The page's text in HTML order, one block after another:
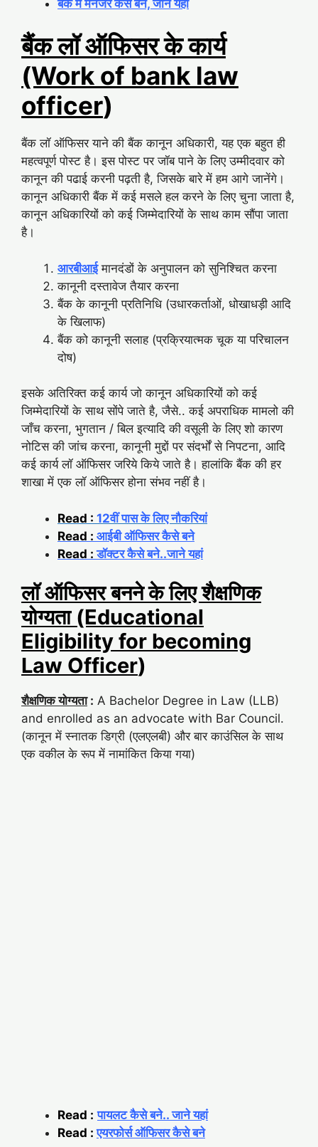
बैंक में मैनेजर कैसे बने, जाने यहां
बैंक लॉ ऑफिसर के कार्य
(Work of bank law
officer)
बैंक लॉ ऑफिसर याने की बैंक कानून अधिकारी, यह एक बहुत ही
महत्वपूर्ण पोस्ट है। इस पोस्ट पर जॉब पाने के लिए उम्मीदवार को
कानून की पढाई करनी पढ़ती है, जिसके बारे में हम आगे जानेंगे।
कानून अधिकारी बैंक में कई मसले हल करने के लिए चुना जाता है,
कानून अधिकारियों को कई जिम्मेदारियों के साथ काम सौंपा जाता
है।
आरबीआईमानदंडों के अनुपालन को सुनिश्चित करना
कानूनी दस्तावेज तैयार करना
बैंक के कानूनी प्रतिनिधि (उधारकर्ताओं, धोखाधड़ी आदि
के खिलाफ)
बैंक को कानूनी सलाह (प्रक्रियात्मक चूक या परिचालन
दोष)
इसके अतिरिक्त कई कार्य जो कानून अधिकारियों को कई
जिम्मेदारियों के साथ सोंपे जाते है, जैसे.. कई अपराधिक मामलो की
जाँच करना, भुगतान / बिल इत्यादि की वसूली के लिए शो कारण
नोटिस की जांच करना, कानूनी मुद्दों पर संदर्भों से निपटना, आदि
कई कार्य लॉ ऑफिसर जरिये किये जाते है। हालांकि बैंक की हर
शाखा में एक लॉ ऑफिसर होना संभव नहीं है।
Read : 12वीं पास के लिए नौकरियां
Read : आईबी ऑफिसर कैसे बने
Read : डॉक्टर कैसे बने..जाने यहां
लॉ ऑफिसर बनने के लिए शैक्षणिक
योग्यता (Educational
Eligibility for becoming
Law Officer)
शैक्षणिक योग्यता: A Bachelor Degree in Law (LLB)
and enrolled as an advocate with Bar Council.
(कानून में स्नातक डिग्री (एलएलबी) और बार काउंसिल के साथ
एक वकील के रूप में नामांकित किया गया)
Read : पायलट कैसे बने.. जाने यहां
Read : एयरफोर्स ऑफिसर कैसे बने